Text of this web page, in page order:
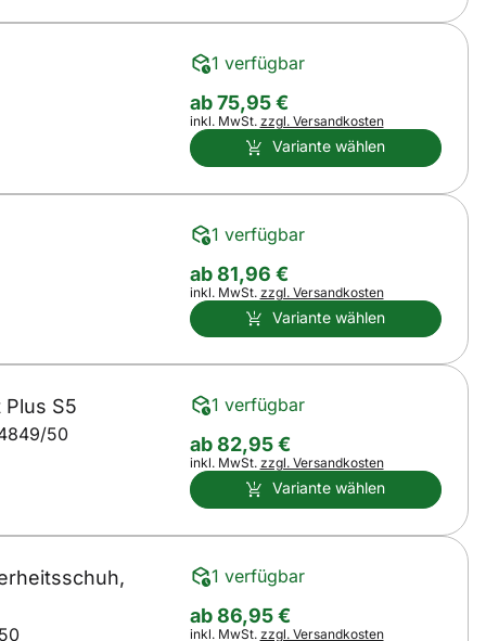
1 verfügbar
ab:
ab 75,95€
Steuerhinweis:
inkl. MwSt. zzgl. Versandkosten
Variante wählen
1 verfügbar
ab:
ab 81,96 €
Steuerhinweis:
inkl. MwSt. zzgl. Versandkosten
Variante wählen
S5
49/50
1 verfügbar
ab:
ab 82,95€
Steuerhinweis:
inkl. MwSt. zzgl. Versandkosten
Variante wählen
50
1 verfügbar
ab:
ab 86,95€
Steuerhinweis:
inkl. MwSt. zzgl. Versandkosten